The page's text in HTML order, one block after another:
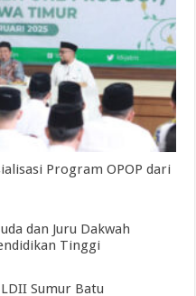
Program OPOP dari
dan Juru Dakwah
Tinggi
Sumur Batu